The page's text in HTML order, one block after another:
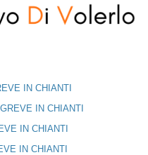
IN CHIANTI
IN CHIANTI
IN CHIANTI
IN CHIANTI